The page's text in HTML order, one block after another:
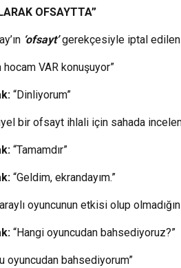
OFSAYTTA”
‘ofsayt’gerekçesiyle iptal
hocam VAR konuşuyor”
“Dinliyorum”
bir ofsayt ihlali için sahada
“Tamamdır”
“Geldim, ekrandayım.”
oyuncunun etkisi olup
“Hangi oyuncudan bahsediyoruz?”
oyuncudan bahsediyorum”